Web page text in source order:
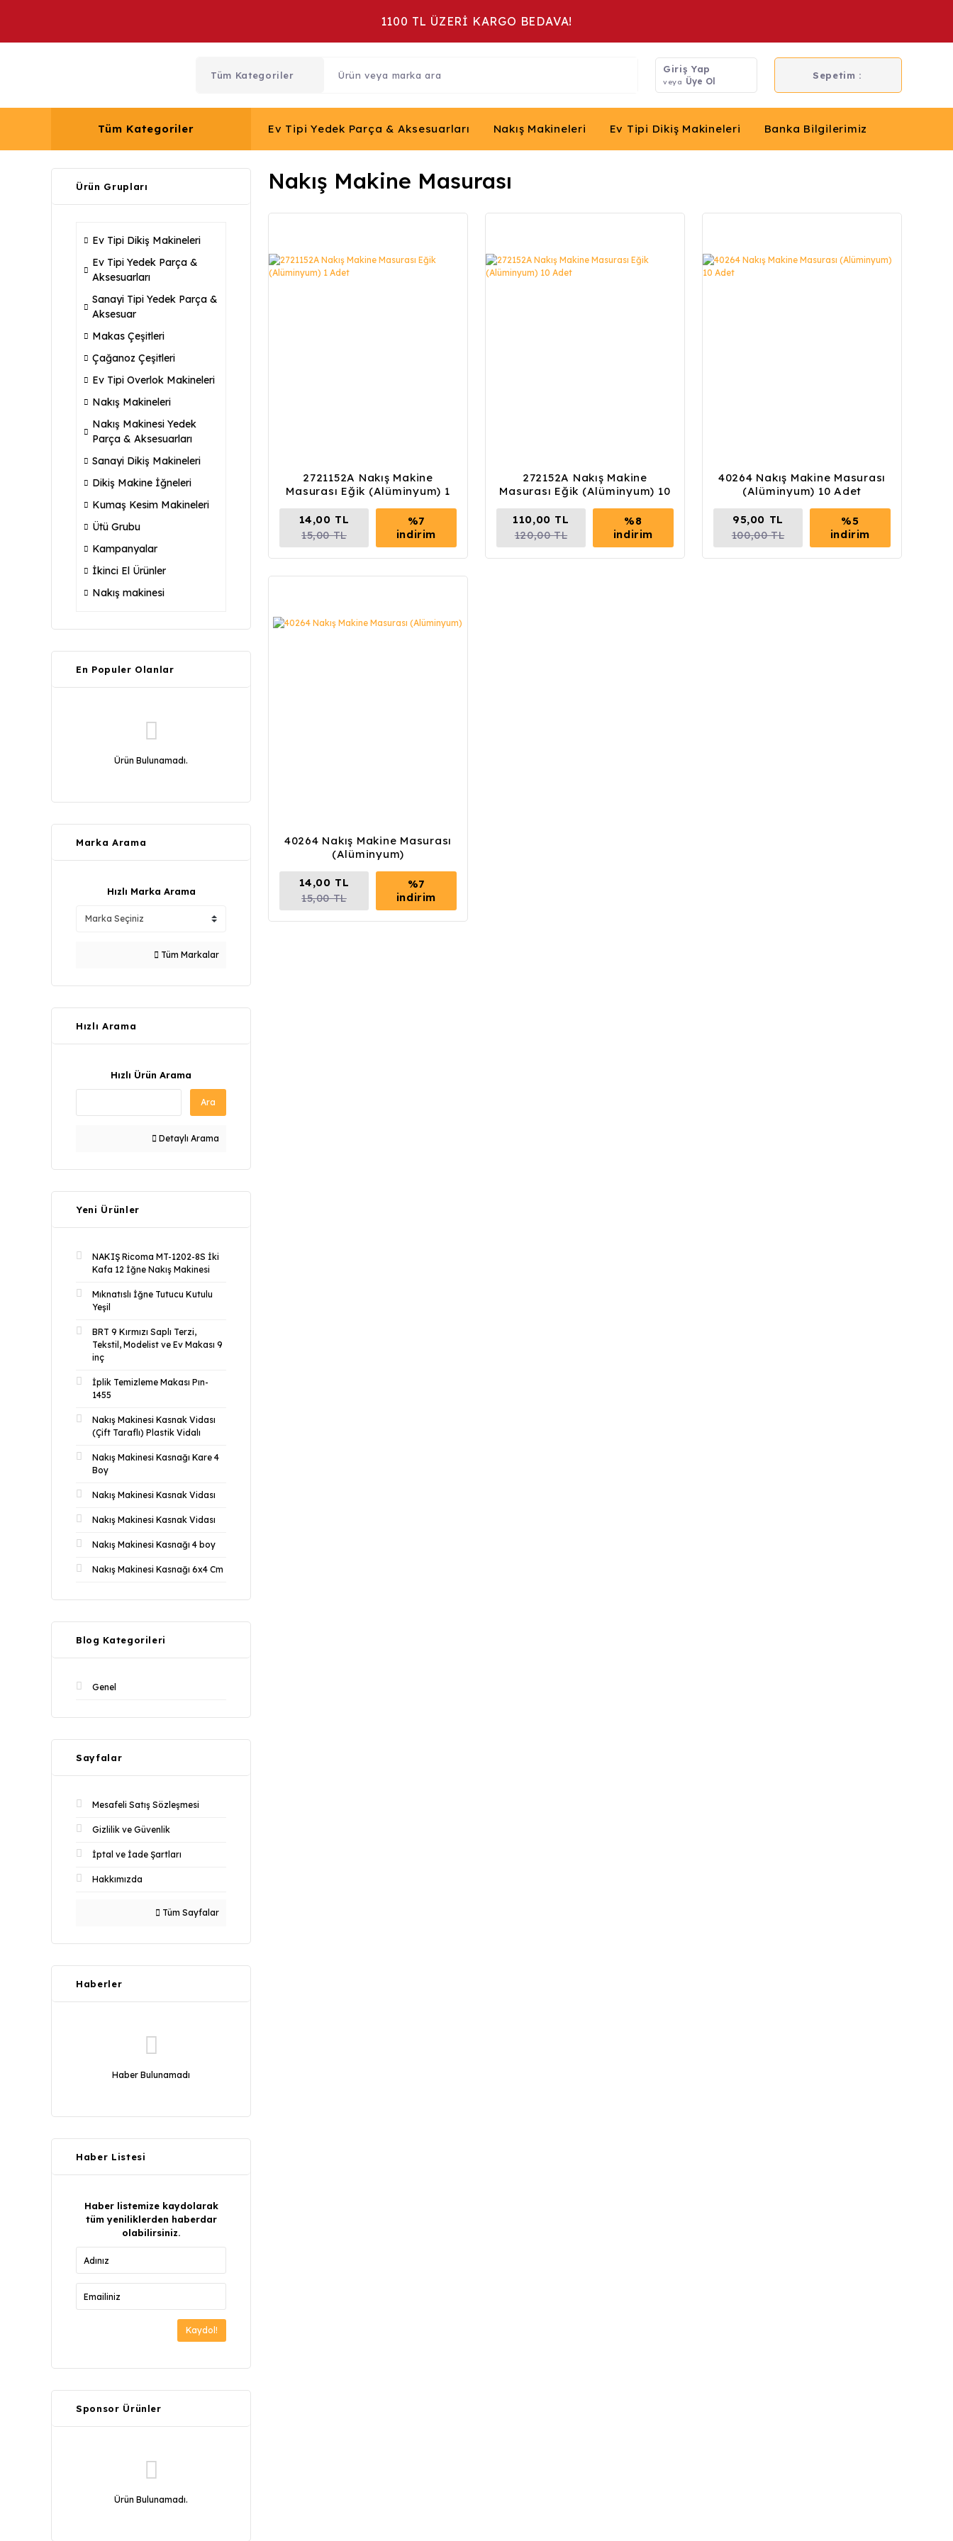
1100 TL ÜZERİ KARGO BEDAVA!
Giriş Yap
veya Üye Ol
Sepetim :
Tüm Kategoriler Ev Tipi Yedek Parça & Aksesuarları Nakış Makineleri Ev Tipi Dikiş Makineleri Banka Bilgilerimiz
Ürün Grupları
Ev Tipi Dikiş Makineleri
Ev Tipi Yedek Parça &
Aksesuarları
Sanayi Tipi Yedek Parça &
Aksesuar
Makas Çeşitleri
Çağanoz Çeşitleri
Ev Tipi Overlok Makineleri
Nakış Makineleri
Nakış Makinesi Yedek
Parça & Aksesuarları
Sanayi Dikiş Makineleri
Dikiş Makine İğneleri
Kumaş Kesim Makineleri
Ütü Grubu
Kampanyalar
İkinci El Ürünler
Nakış makinesi
En Populer Olanlar
Ürün Bulunamadı.
Marka Arama
Hızlı Marka Arama
Tüm Markalar
Hızlı Arama
Hızlı Ürün Arama
Ara
Detaylı Arama
Yeni Ürünler
NAKIŞ Ricoma MT-1202-8S İki
Kafa 12 İğne Nakış Makinesi
Mıknatıslı İğne Tutucu Kutulu
Yeşil
BRT 9 Kırmızı Saplı Terzi,
Tekstil, Modelist ve Ev Makası 9
inç
İplik Temizleme Makası Pın-
1455
Nakış Makinesi Kasnak Vidası
(Çift Taraflı) Plastik Vidalı
Nakış Makinesi Kasnağı Kare 4
Boy
Nakış Makinesi Kasnak Vidası
Nakış Makinesi Kasnak Vidası
Nakış Makinesi Kasnağı 4 boy
Nakış Makinesi Kasnağı 6x4 Cm
Blog Kategorileri
Genel
Sayfalar
Mesafeli Satış Sözleşmesi
Gizlilik ve Güvenlik
İptal ve İade Şartları
Hakkımızda
Tüm Sayfalar
Haberler
Haber Bulunamadı
Haber Listesi
Haber listemize kaydolarak
tüm yeniliklerden haberdar
olabilirsiniz.
Kaydol!
Sponsor Ürünler
Ürün Bulunamadı.
Nakış Makine Masurası
2721152A Nakış Makine
Masurası Eğik (Alüminyum) 1
14,00 TL
15,00 TL
%7
indirim
272152A Nakış Makine
Masurası Eğik (Alüminyum) 10
110,00 TL
120,00 TL
%8
indirim
40264 Nakış Makine Masurası
(Alüminyum) 10 Adet
95,00 TL
100,00 TL
%5
indirim
40264 Nakış Makine Masurası
(Alüminyum)
14,00 TL
15,00 TL
%7
indirim